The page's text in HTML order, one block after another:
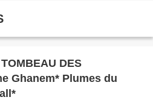
DES
Ghanem* Plumes du